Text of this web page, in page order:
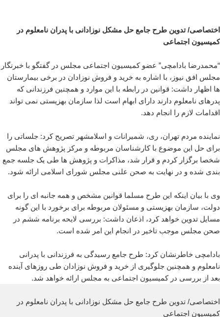
اختصاصی/ تدوین طرح جامع حل مشکل نوزادانی با پدران نامعلوم در
کمیسیون اجتماعی
“محمدرضا بادامچی” عضو کمیسیون اجتماعی مجلس در گفتگو با خبرنگار
مجلس افق نیوز ، با اشاره به خرید و فروش نوزادان در برخی بیمارستان
ها اظهار داشت: قوانین در رابطه با این موارد و همچنین فرزندانی که
پدرهای نامعلوم دارند دارای ابهام است لذا سازمان بهزیستی نمی تواند
اقدامات لازم را انجام دهد.
نماینده مردم تهران، ری، شمیرانات و اسلامشهر تصریح کرد: جلساتی را
برای حل این موضوع با کارشناسان مربوطه و مرکز پژوهش های مجلس
شخصا برگزار کردم و قرار شد، مذاکرات و پژوهش ها طی یک جلسه جمع
بندی شده و در نهایت به صحن علنی مجلس شورای اسلامی ارائه شود.
وی با بیان اینکه این طرح مسلما قوانین مشخص و همه جانبه ای را برای
دولت، سازمان بهزیستی و مسئولان مربوطه برای برخورد با این گونه
مسایل تدوین خواهد کرد، اذعان داشت: بررسی لایحه برنامه ششم در
صحن مجلس موجب تاخیر در انجام این امر شده است.
بادامچی خاطرنشان کرد: طرح جامع رسیدگی به فرزندانی با پدرانی
نامعلوم و همچنین جلوگیری از خرید و فروش نوزادان طی روزهای آینده
بعد از بررسی در کمیسیون اجتماعی به مجلس ارائه خواهد شد.
اختصاصی/ تدوین طرح جامع حل مشکل نوزادانی با پدران نامعلوم در
کمیسیون اجتماعی